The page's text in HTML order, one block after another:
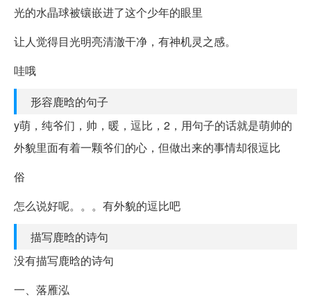
光的水晶球被镶嵌进了这个少年的眼里
让人觉得目光明亮清澈干净，有神机灵之感。
哇哦
形容鹿晗的句子
y萌，纯爷们，帅，暖，逗比，2，用句子的话就是萌帅的
外貌里面有着一颗爷们的心，但做出来的事情却很逗比
俗
怎么说好呢。。。有外貌的逗比吧
描写鹿晗的诗句
没有描写鹿晗的诗句
一、落雁泓